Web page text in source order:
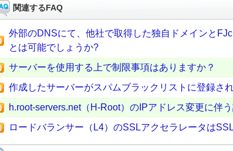
関連するFAQ
外部のDNSにて、他社で取得した独自ドメインと
とは可能でしょうか?
サーバーを使用する上で制限事項はありますか？
作成したサーバーがスパムブラックリストに登録さ
h.root-servers.net（H-Root）のIPアドレス変更に伴
ロードバランサー（L4）のSSLアクセラレータは